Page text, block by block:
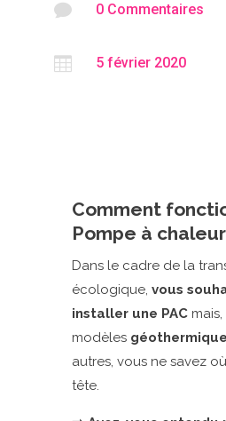
 0 Commentaires
 5 février 2020
Comment
Pompe à
Dans le cadre de la
écologique, vous
installer une PACmais,
modèles
autres, vous ne savez
tête.